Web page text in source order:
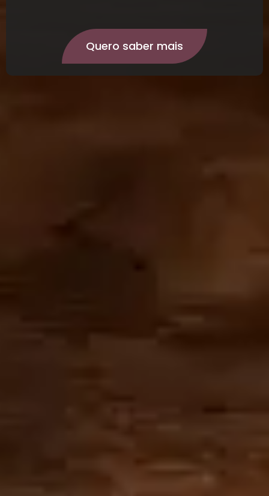
Quero saber mais